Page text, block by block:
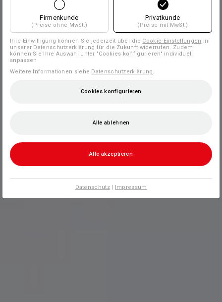
Firmenkunde
(Preise ohne MwSt.)
Privatkunde
(Preise mit MwSt.)
Ihre Einwilligung können Sie jederzeit über die Cookie-Einstellungen in
unserer Datenschutzerklärung für die Zukunft widerrufen. Zudem
können Sie Ihre Auswahl unter "Cookies konfigurieren" individuell
anpassen
Weitere Informationen siehe Datenschutzerklärung.
Cookies konfigurieren
Alle ablehnen
Alle akzeptieren
Datenschutz| Impressum